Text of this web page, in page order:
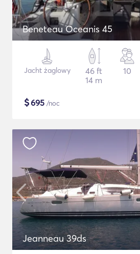
Beneteau Oceanis 45
Jacht żaglowy
46 ft
14 m
10
$695 /noc
Jeanneau 39ds